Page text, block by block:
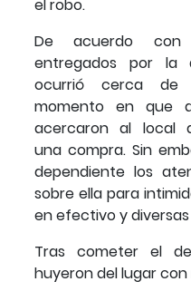
el robo.
De acuerdo con
entregados por la
ocurrió cerca
momento en que
acercaron al local
una compra. Sin
dependiente los
sobre ella para
en efectivo y
Tras cometer el
huyeron del lugar